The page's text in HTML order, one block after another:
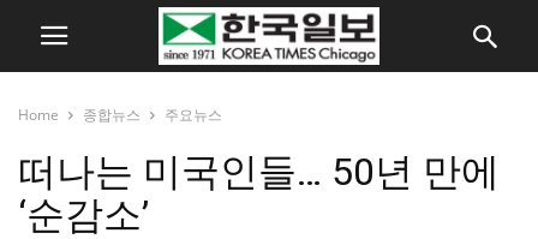
Home 종합뉴스 주요뉴스
떠나는 미국인들… 50년 만에
‘순감소’